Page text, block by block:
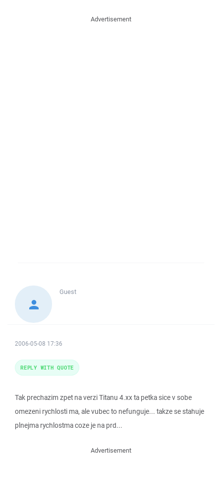
Advertisement
Guest
2006-05-08 17:36
Tak prechazim zpet na verzi Titanu 4.xx ta petka sice v sobe
omezeni rychlosti ma, ale vubec to nefunguje... takze se stahuje
plnejma rychlostma coze je na prd...
REPLY WITH QUOTE
Advertisement